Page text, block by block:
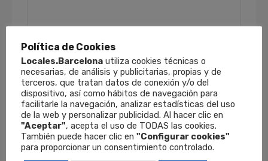
He leído y acepto laPolítica de Privacidad
Finalidades: Responder a sus solicitudes y
remitirle información comercial de nuestros
productos y servicios, incluso por medios
electrónicos.Derechos : Puede retirar su
consentimiento en cualquier momento, así
como acceder, rectificar y suprimir sus datos y
Política de Cookies
Locales.Barcelona utiliza cookies técnicas o
necesarias, de análisis y publicitarias, propias y de
terceros, que tratan datos de conexión y/o del
dispositivo, así como hábitos de navegación para
facilitarle la navegación, analizar estadísticas del uso
de la web y personalizar publicidad. Al hacer clic en
"Aceptar", acepta el uso de TODAS las cookies.
También puede hacer clic en "Configurar cookies"
para proporcionar un consentimiento controlado.